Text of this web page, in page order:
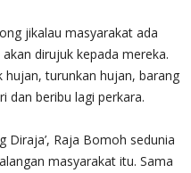
jikalau masyarakat ada
dirujuk kepada mereka.
hujan, turunkan hujan, barang
dan beribu lagi perkara.
Diraja’, Raja Bomoh sedunia
masyarakat itu. Sama